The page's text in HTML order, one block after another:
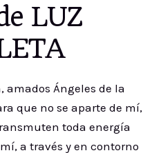
LUZ
amados Ángeles de la
que no se aparte de mí,
toda energía
a través y en contorno